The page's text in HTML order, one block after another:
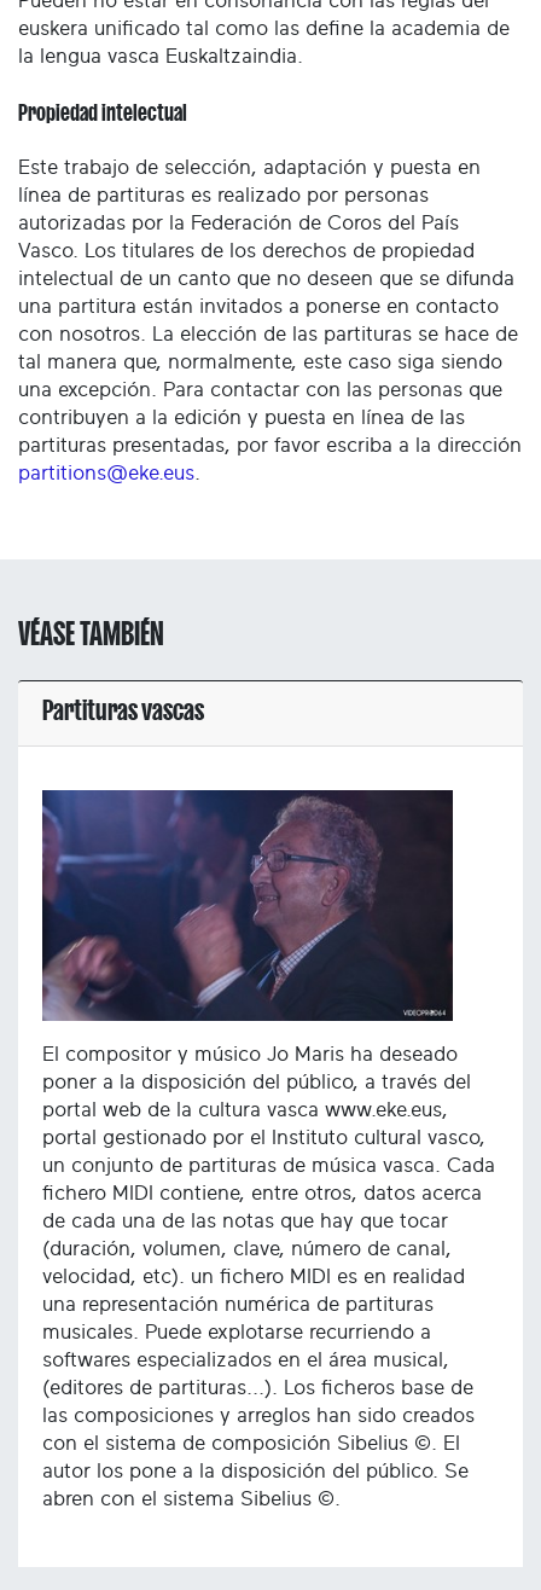
euskera unificado tal como las define la academia de
la lengua vasca Euskaltzaindia.
Propiedad intelectual
Este trabajo de selección, adaptación y puesta en
línea de partituras es realizado por personas
autorizadas por la Federación de Coros del País
Vasco. Los titulares de los derechos de propiedad
intelectual de un canto que no deseen que se difunda
una partitura están invitados a ponerse en contacto
con nosotros. La elección de las partituras se hace de
tal manera que, normalmente, este caso siga siendo
una excepción. Para contactar con las personas que
contribuyen a la edición y puesta en línea de las
partituras presentadas, por favor escriba a la dirección
partitions@eke.eus
VÉASE TAMBIÉN
Partituras vascas
El compositor y músico Jo Maris ha deseado
poner a la disposición del público, a través del
portal web de la cultura vasca www.eke.eus,
portal gestionado por el Instituto cultural vasco,
un conjunto de partituras de música vasca. Cada
fichero MIDI contiene, entre otros, datos acerca
de cada una de las notas que hay que tocar
(duración, volumen, clave, número de canal,
velocidad, etc). un fichero MIDI es en realidad
una representación numérica de partituras
musicales. Puede explotarse recurriendo a
softwares especializados en el área musical,
(editores de partituras...). Los ficheros base de
las composiciones y arreglos han sido creados
con el sistema de composición Sibelius ©. El
autor los pone a la disposición del público. Se
abren con el sistema Sibelius ©.